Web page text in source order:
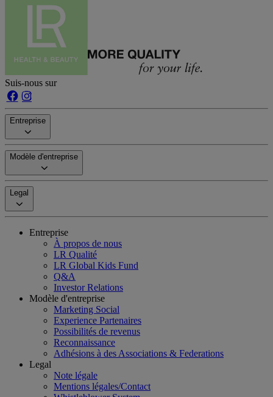
Suis-nous sur
Entreprise
Modèle d'entreprise
Legal
Entreprise
À propos de nous
LR Qualité
LR Global Kids Fund
Q&A
Investor Relations
Modèle d'entreprise
Marketing Social
Experience Partenaires
Possibilités de revenus
Reconnaissance
Adhésions à des Associations & Federations
Legal
Note légale
Mentions légales/Contact